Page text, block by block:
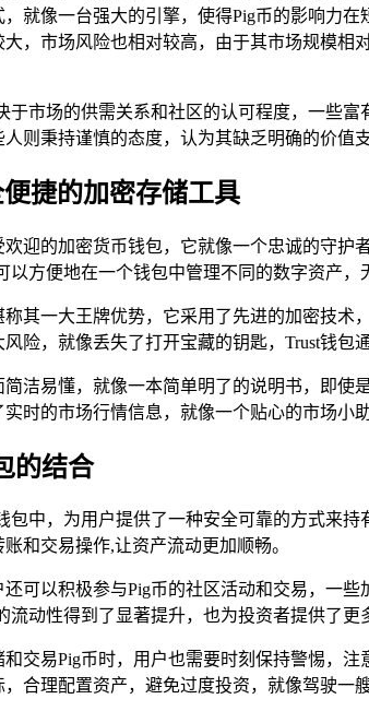
就像一台强大的引擎，使得Pig币的影响力
，市场风险也相对较高，由于其市场规模
于市场的供需关系和社区的认可程度，一些
则秉持谨慎的态度，认为其缺乏明确的价值
捷的加密存储工具
欢迎的加密货币钱包，它就像一个忠诚的守
以方便地在一个钱包中管理不同的数字资产，
称其一大王牌优势，它采用了先进的加密技
险，就像丢失了打开宝藏的钥匙，Trust钱
简洁易懂，就像一本简单明了的说明书，即
实时的市场行情信息，就像一个贴心的市场小
的结合
包中，为用户提供了一种安全可靠的方式来
和交易操作,让资产流动更加顺畅。
还可以积极参与Pig币的社区活动和交易，一
流动性得到了显著提升，也为投资者提供了更
和交易Pig币时，用户也需要时刻保持警惕，
合理配置资产，避免过度投资，就像驾驶一